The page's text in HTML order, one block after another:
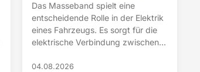
Das Masseband spielt eine
entscheidende Rolle in der Elektrik
eines Fahrzeugs. Es sorgt für die
elektrische Verbindung zwischen...
04.08.2026